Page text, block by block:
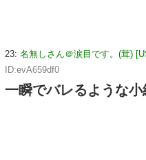
23: 名無しさん＠涙目です。(茸)
ID:evA659df0
一瞬でバレるような